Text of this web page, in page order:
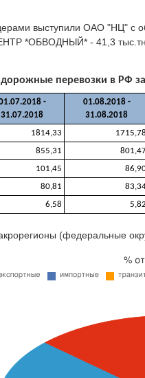
выступили ОАО "НЦ"
*ОБВОДНЫЙ* - 41,3
перевозки в РФ за
-
31.07.2018
01.08.2018 -
31.08.2018
1814,33
855,31
101,45
80,81
6,58
(федеральные